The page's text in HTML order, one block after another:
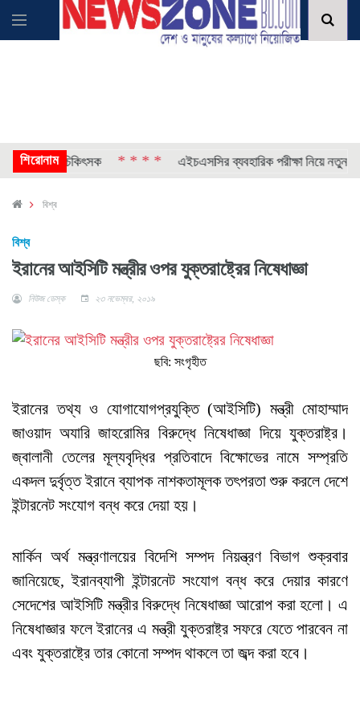
শিরোনাম
গেলেন চিকিৎসক * * * * এইচএসসির ব্যবহারিক পরীক্ষা নিয়ে নতুন নির্দেশনা
বিশ্ব
বিশ্ব
ইরানের আইসিটি মন্ত্রীর ওপর যুক্তরাষ্ট্রের নিষেধাজ্ঞা
নিউজ ডেস্ক ২৩ নভেম্বর, ২০১৯
ছবি: সংগৃহীত
ইরানের তথ্য ও যোগাযোগপ্রযুক্তি (আইসিটি) মন্ত্রী মোহাম্মাদ
জাওয়াদ অযারি জাহরোমির বিরুদ্ধে নিষেধাজ্ঞা দিয়ে যুক্তরাষ্ট্র।
জ্বালানী তেলের মূল্যবৃদ্ধির প্রতিবাদে বিক্ষোভের নামে সম্প্রতি
একদল দুর্বৃত্ত ইরানে ব্যাপক নাশকতামূলক তৎপরতা শুরু করলে দেশে
ইন্টারনেট সংযোগ বন্ধ করে দেয়া হয়।
মার্কিন অর্থ মন্ত্রণালয়ের বিদেশি সম্পদ নিয়ন্ত্রণ বিভাগ শুক্রবার
জানিয়েছে, ইরানব্যাপী ইন্টারনেট সংযোগ বন্ধ করে দেয়ার কারণে
সেদেশের আইসিটি মন্ত্রীর বিরুদ্ধে নিষেধাজ্ঞা আরোপ করা হলো। এ
নিষেধাজ্ঞার ফলে ইরানের এ মন্ত্রী যুক্তরাষ্ট্র সফরে যেতে পারবেন না
এবং যুক্তরাষ্ট্রে তার কোনো সম্পদ থাকলে তা জব্দ করা হবে।